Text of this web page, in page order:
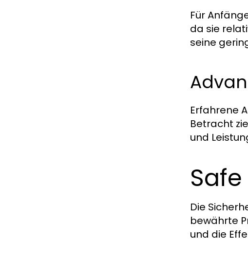
Für
da sie
seine
Erfahrene
Betracht
und
Die
bewährte
und die